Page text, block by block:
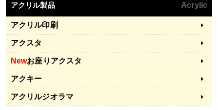
アクリル製品 Acrylic
アクリル印刷
アクスタ
Newお座りアクスタ
アクキー
アクリルジオラマ